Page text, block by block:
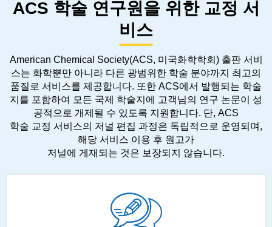
ACS 학술 연구원을 위한 교정 서
비스
American Chemical Society(ACS, 미국화학학회) 출판 서비
스는 화학뿐만 아니라 다른 광범위한 학술 분야까지 최고의
품질로 서비스를 제공합니다. 또한 ACS에서 발행되는 학술
지를 포함하여 모든 국제 학술지에 고객님의 연구 논문이 성
공적으로 개제될 수 있도록 지원합니다. 단, ACS
학술 교정 서비스의 저널 편집 과정은 독립적으로 운영되며,
해당 서비스 이용 후 원고가
저널에 게재되는 것은 보장되지 않습니다.